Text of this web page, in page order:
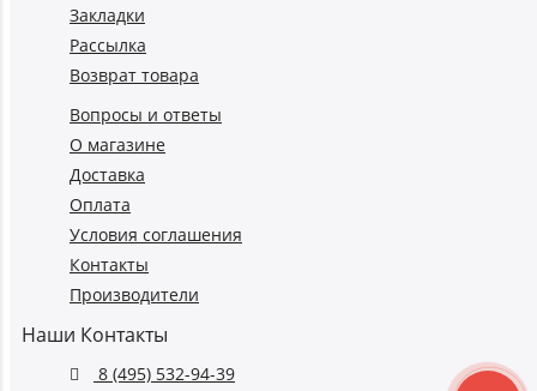
Закладки
Рассылка
Возврат товара
Вопросы и ответы
О магазине
Доставка
Оплата
Условия соглашения
Контакты
Производители
Наши Контакты
8 (495) 532-94-39